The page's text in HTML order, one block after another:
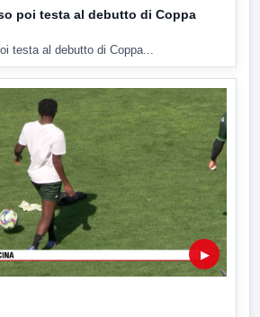
poi testa al debutto di Coppa
testa al debutto di Coppa...
▶